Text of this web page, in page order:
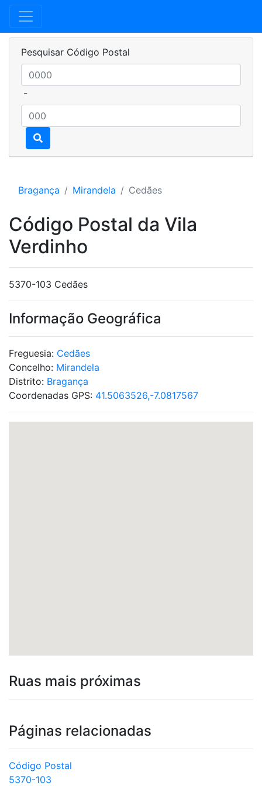
Pesquisar Código Postal
-
Bragança Mirandela Cedães
Código Postal da Vila
Verdinho
5370-103 Cedães
Informação Geográfica
Freguesia: Cedães
Concelho: Mirandela
Distrito: Bragança
Coordenadas GPS: 41.5063526,-7.0817567
Ruas mais próximas
Páginas relacionadas
Código Postal
5370-103